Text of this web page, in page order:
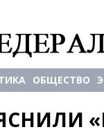
ОБЩЕСТВО